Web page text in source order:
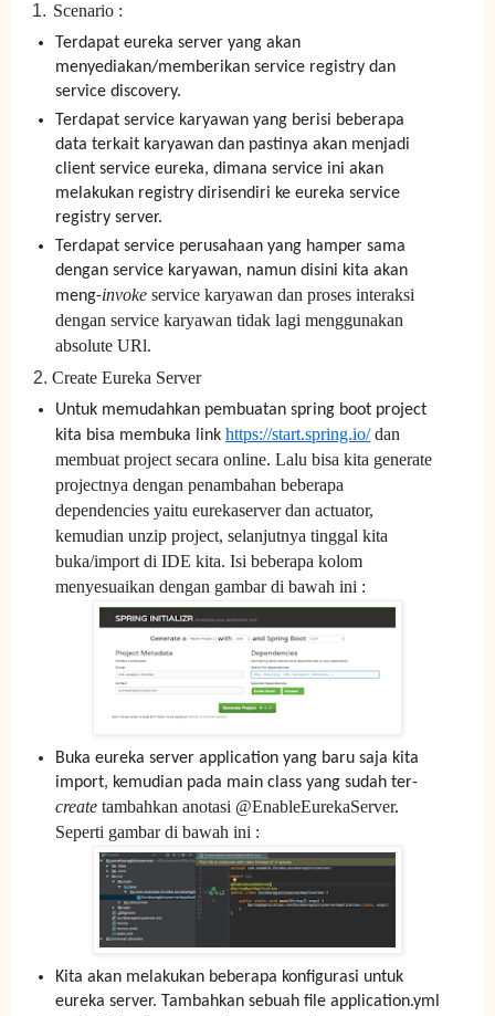
1. Scenario :
Terdapat eureka server yang akan
menyediakan/memberikan service registry dan
service discovery.
Terdapat service karyawan yang berisi beberapa
data terkait karyawan dan pastinya akan menjadi
client service eureka, dimana service ini akan
melakukan registry dirisendiri ke eureka service
registry server.
Terdapat service perusahaan yang hamper sama
dengan service karyawan, namun disini kita akan
meng-invoke service karyawan dan proses interaksi
dengan service karyawan tidak lagi menggunakan
absolute URl.
2. Create Eureka Server
Untuk memudahkan pembuatan spring boot project
kita bisa membuka link https://start.spring.io/dan
membuat project secara online. Lalu bisa kita generate
projectnya dengan penambahan beberapa
dependencies yaitu eurekaserver dan actuator,
kemudian unzip project, selanjutnya tinggal kita
buka/import di IDE kita. Isi beberapa kolom
menyesuaikan dengan gambar di bawah ini :
Buka eureka server application yang baru saja kita
import, kemudian pada main class yang sudah ter-
create tambahkan anotasi @EnableEurekaServer.
Seperti gambar di bawah ini :
Kita akan melakukan beberapa konfigurasi untuk
eureka server. Tambahkan sebuah file application.yml